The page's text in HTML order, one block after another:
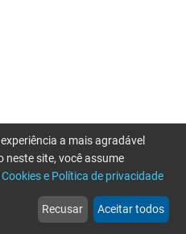
web
Notícias
more_horiz
Mais
a mais agradável
neste site, você assume
e Política de privacidade
Recusar Aceitar todos
tente novamente